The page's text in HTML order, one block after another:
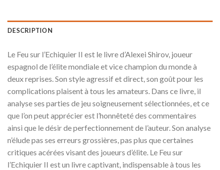
DESCRIPTION
Le Feu sur l’Echiquier II est le livre d’Alexei Shirov, joueur
espagnol de l’élite mondiale et vice champion du monde à
deux reprises. Son style agressif et direct, son goût pour les
complications plaisent à tous les amateurs. Dans ce livre, il
analyse ses parties de jeu soigneusement sélectionnées, et ce
que l’on peut apprécier est l’honnêteté des commentaires
ainsi que le désir de perfectionnement de l’auteur. Son analyse
n’élude pas ses erreurs grossières, pas plus que certaines
critiques acérées visant des joueurs d’élite. Le Feu sur
l’Echiquier II est un livre captivant, indispensable à tous les